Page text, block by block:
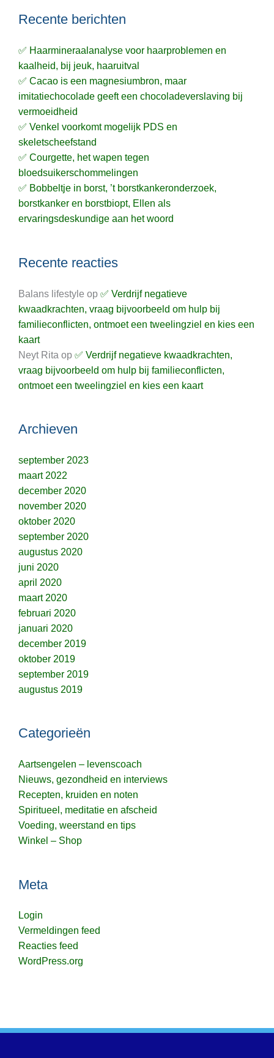
Recente berichten
✅ Haarmineraalanalyse voor haarproblemen en
kaalheid, bij jeuk, haaruitval
✅ Cacao is een magnesiumbron, maar
imitatiechocolade geeft een chocoladeverslaving bij
vermoeidheid
✅ Venkel voorkomt mogelijk PDS en
skeletscheefstand
✅ Courgette, het wapen tegen
bloedsuikerschommelingen
✅ Bobbeltje in borst, ’t borstkankeronderzoek,
borstkanker en borstbiopt, Ellen als
ervaringsdeskundige aan het woord
Recente reacties
Balans lifestyle op ✅ Verdrijf negatieve
kwaadkrachten, vraag bijvoorbeeld om hulp bij
familieconflicten, ontmoet een tweelingziel en kies een
kaart
Neyt Rita op ✅ Verdrijf negatieve kwaadkrachten,
vraag bijvoorbeeld om hulp bij familieconflicten,
ontmoet een tweelingziel en kies een kaart
Archieven
september 2023
maart 2022
december 2020
november 2020
oktober 2020
september 2020
augustus 2020
juni 2020
april 2020
maart 2020
februari 2020
januari 2020
december 2019
oktober 2019
september 2019
augustus 2019
Categorieën
Aartsengelen – levenscoach
Nieuws, gezondheid en interviews
Recepten, kruiden en noten
Spiritueel, meditatie en afscheid
Voeding, weerstand en tips
Winkel – Shop
Meta
Login
Vermeldingen feed
Reacties feed
WordPress.org